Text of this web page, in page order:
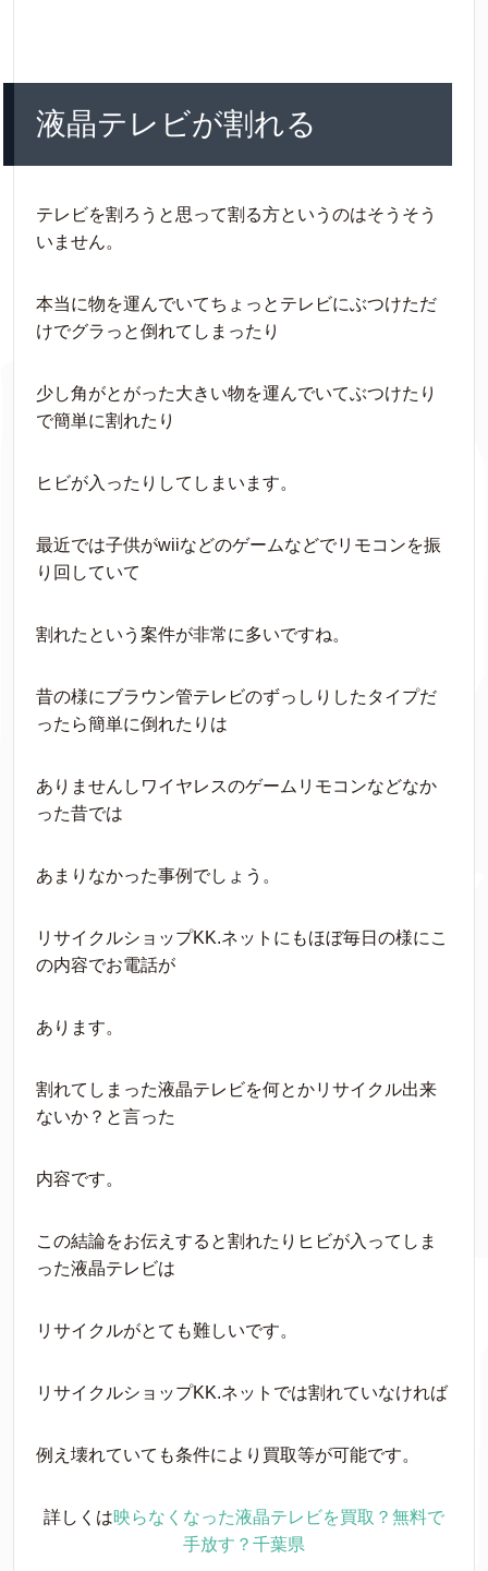
液晶テレビが割れる
テレビを割ろうと思って割る方というのはそうそう
いません。
本当に物を運んでいてちょっとテレビにぶつけただ
けでグラっと倒れてしまったり
少し角がとがった大きい物を運んでいてぶつけたり
で簡単に割れたり
ヒビが入ったりしてしまいます。
最近では子供がwiiなどのゲームなどでリモコンを振
り回していて
割れたという案件が非常に多いですね。
昔の様にブラウン管テレビのずっしりしたタイプだ
ったら簡単に倒れたりは
ありませんしワイヤレスのゲームリモコンなどなか
った昔では
あまりなかった事例でしょう。
リサイクルショップKK.ネットにもほぼ毎日の様にこ
の内容でお電話が
あります。
割れてしまった液晶テレビを何とかリサイクル出来
ないか？と言った
内容です。
この結論をお伝えすると割れたりヒビが入ってしま
った液晶テレビは
リサイクルがとても難しいです。
リサイクルショップKK.ネットでは割れていなければ
例え壊れていても条件により買取等が可能です。
詳しくは映らなくなった液晶テレビを買取？無料で
手放す？千葉県